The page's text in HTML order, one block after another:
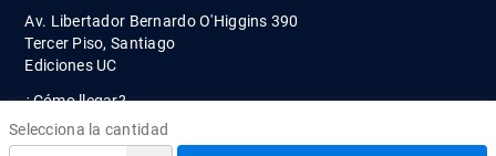
Av. Libertador Bernardo O'Higgins 390
Tercer Piso, Santiago
Ediciones UC
¿Cómo llegar?
atenciontienda@uc.cl